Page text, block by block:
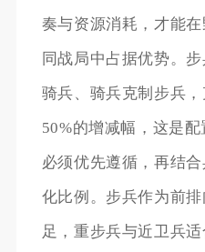
奏与资源消耗，才能
同战局中占据优势。
骑兵、骑兵克制步兵
50%的增减幅，这是
必须优先遵循，再结
化比例。步兵作为前
足，重步兵与近卫兵